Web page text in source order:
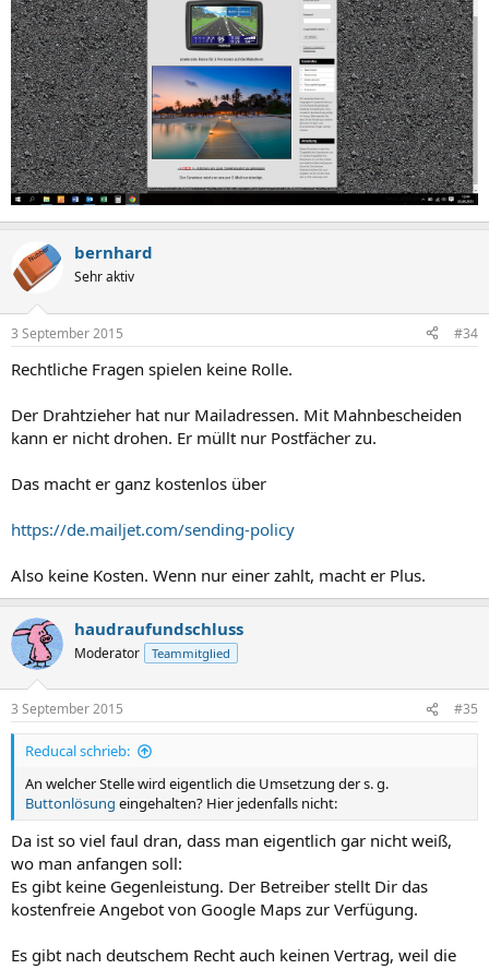
bernhard
Sehr aktiv
3 September 2015 #34
Rechtliche Fragen spielen keine Rolle.
Der Drahtzieher hat nur Mailadressen. Mit Mahnbescheiden
kann er nicht drohen. Er müllt nur Postfächer zu.
Das macht er ganz kostenlos über
https://de.mailjet.com/sending-policy
Also keine Kosten. Wenn nur einer zahlt, macht er Plus.
haudraufundschluss
Moderator Teammitglied
3 September 2015 #35
Reducal schrieb:
An welcher Stelle wird eigentlich die Umsetzung der s. g.
Buttonlösung eingehalten? Hier jedenfalls nicht:
Da ist so viel faul dran, dass man eigentlich gar nicht weiß,
wo man anfangen soll:
Es gibt keine Gegenleistung. Der Betreiber stellt Dir das
kostenfreie Angebot von Google Maps zur Verfügung.
Es gibt nach deutschem Recht auch keinen Vertrag, weil die